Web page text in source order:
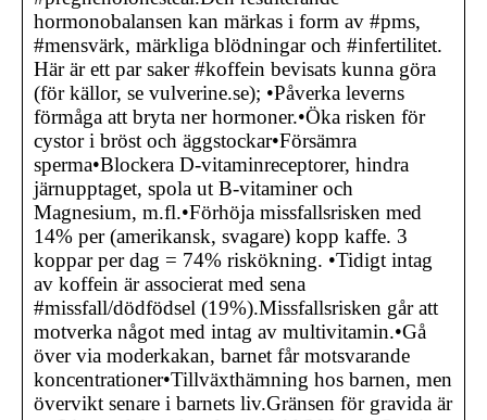
hormonobalansen kan märkas i form av #pms,
#mensvärk, märkliga blödningar och #infertilitet.
Här är ett par saker #koffein bevisats kunna göra
(för källor, se vulverine.se); •Påverka leverns
förmåga att bryta ner hormoner.•Öka risken för
cystor i bröst och äggstockar•Försämra
sperma•Blockera D-vitaminreceptorer, hindra
järnupptaget, spola ut B-vitaminer och
Magnesium, m.fl.•Förhöja missfallsrisken med
14% per (amerikansk, svagare) kopp kaffe. 3
koppar per dag = 74% riskökning. •Tidigt intag
av koffein är associerat med sena
#missfall/dödfödsel (19%).Missfallsrisken går att
motverka något med intag av multivitamin.•Gå
över via moderkakan, barnet får motsvarande
koncentrationer•Tillväxthämning hos barnen, men
övervikt senare i barnets liv.Gränsen för gravida är